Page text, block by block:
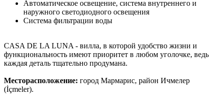
Автоматическое освещение, система внутреннего и
наружного светодиодного освещения
Система фильтрации воды
CASA DE LA LUNA - вилла, в которой удобство жизни и
функциональность имеют приоритет в любом уголочке, ведь
каждая деталь тщательно продумана.
Месторасположение: город Мармарис, район Ичмелер
(İçmeler).